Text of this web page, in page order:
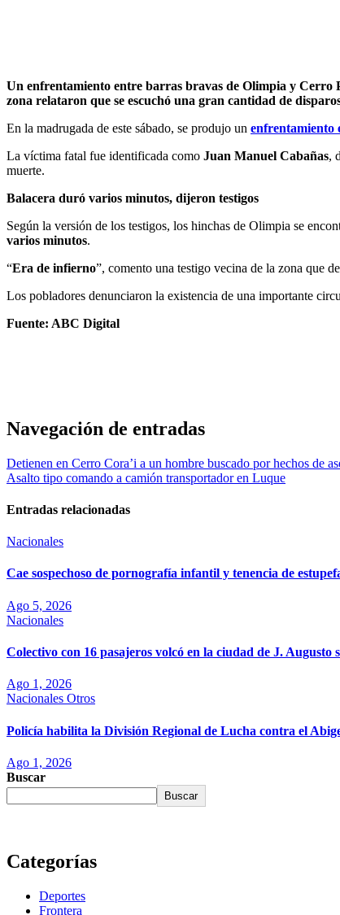
Un enfrentamiento entre barras bravas de Olimpia y Cerro Porteño dejo como saldo fatal una persona fallecida. El incidente ocurrió en el barrio La Lomita de la ciudad de Ñemby. Vecinos de la
zona relataron que se escuchó una gran cantidad de
En la madrugada de este sábado, se produjo un enfrentamiento
La víctima fatal fue identificada como Juan Manuel Cabañas,
muerte.
Balacera duró varios minutos, dijeron testigos
Según la versión de los testigos, los hinchas de Olimpia se
varios minutos.
“Era de infierno”, comento una testigo vecina de la zona que
Los pobladores denunciaron la existencia de una importante
Fuente: ABC Digital
Navegación de entradas
Detienen en Cerro Cora’i a un hombre buscado por hechos de
Asalto tipo comando a camión transportador en Luque
Entradas relacionadas
Nacionales
Cae sospechoso de pornografía infantil y tenencia de
Ago 5, 2026
Nacionales
Colectivo con 16 pasajeros volcó en la ciudad de J. Augusto
Ago 1, 2026
Nacionales Otros
Policía habilita la División Regional de Lucha contra el
Ago 1, 2026
Buscar
Buscar
Categorías
Deportes
Frontera